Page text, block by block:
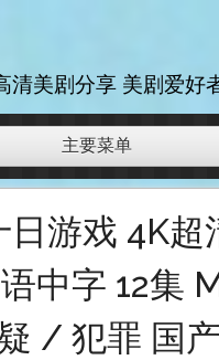
清美剧分享 美剧爱好
主要菜单
日游戏 4K超
中字 12集
/ 犯罪 国